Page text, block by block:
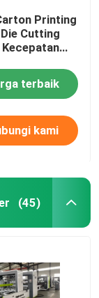
Printing
Cutting
terbaik
kami
(45)